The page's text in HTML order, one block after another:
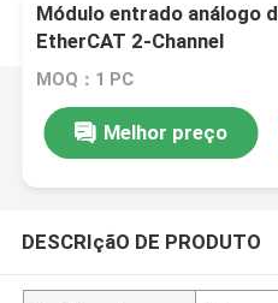
Módulo entrado análogo
EtherCAT 2-Channel
MOQ：1 PC
Melhor preço
DESCRIçãO DE PRODUTO